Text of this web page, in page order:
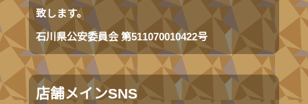
致します。
石川県公安委員会 第511070010422号
店舗メインSNS